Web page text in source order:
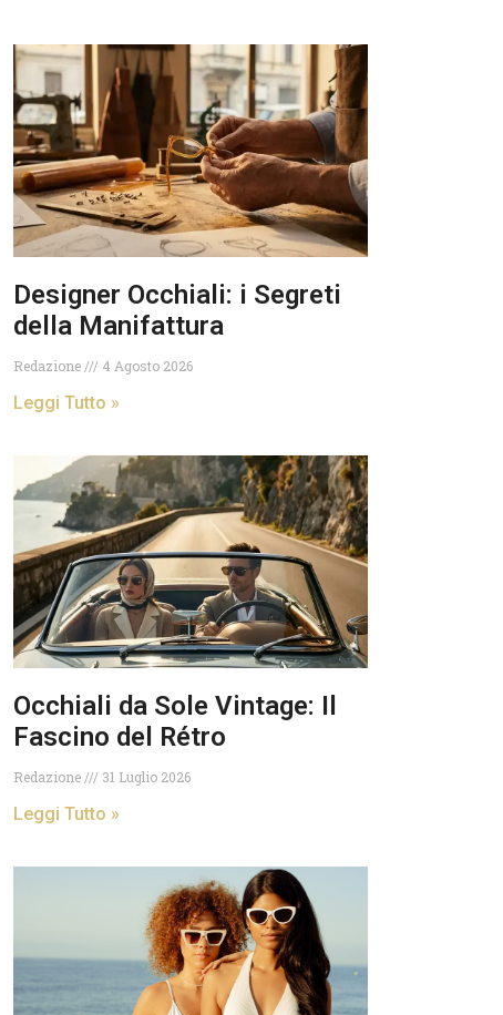
Designer Occhiali: i Segreti
della Manifattura
Redazione 4 Agosto 2026
Leggi Tutto »
Occhiali da Sole Vintage: Il
Fascino del Rétro
Redazione 31 Luglio 2026
Leggi Tutto »